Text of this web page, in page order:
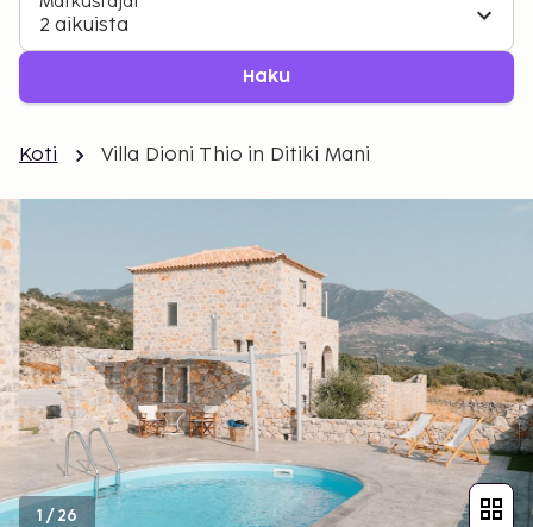
2 aikuista
Haku
Koti Villa Dioni Thio in Ditiki Mani
1 /26